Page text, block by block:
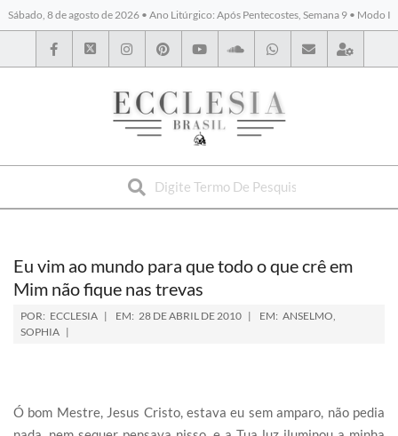
Sábado, 8 de agosto de 2026 • Ano Litúrgico: Após Pentecostes, Semana 9 • Modo I
BYBLOS
Eu vim ao mundo para que todo o que crê em
Mim não fique nas trevas
POR: ECCLESIA EM: 28 DE ABRIL DE 2010 EM: ANSELMO,
SOPHIA
Ó bom Mestre, Jesus Cristo, estava eu sem amparo, não pedia